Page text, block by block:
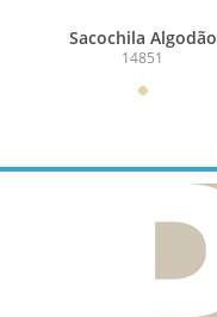
Sacochila Algodão
14851